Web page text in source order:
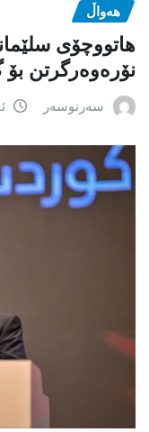
هەواڵ
هاتووچۆی
نۆرەوەرگرتن
سەرنوسەر